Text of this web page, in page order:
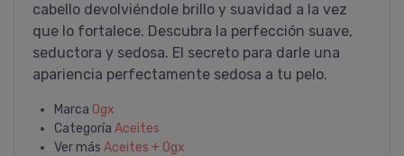
cabello devolviéndole brillo y suavidad a la vez
que lo fortalece. Descubra la perfección suave,
seductora y sedosa. El secreto para darle una
apariencia perfectamente sedosa a tu pelo.
Marca Ogx
Categoría Aceites
Ver más Aceites + Ogx